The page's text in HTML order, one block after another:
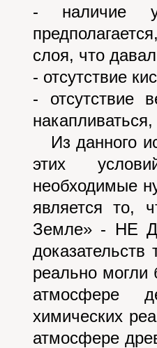
- наличие
слоя, что
- отсутствие
- отсутствие
Из данного
этих
необходимые
является то,
Земле» - НЕ
реально могли
атмосфере
химических
атмосфере